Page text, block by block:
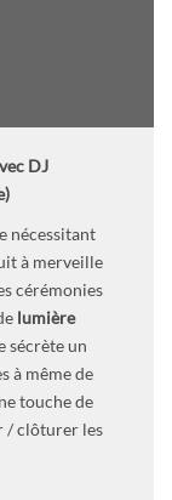
DJ
nécessitant
à merveille
cérémonies
lumière
sécrète un
à même de
touche de
/ clôturer les